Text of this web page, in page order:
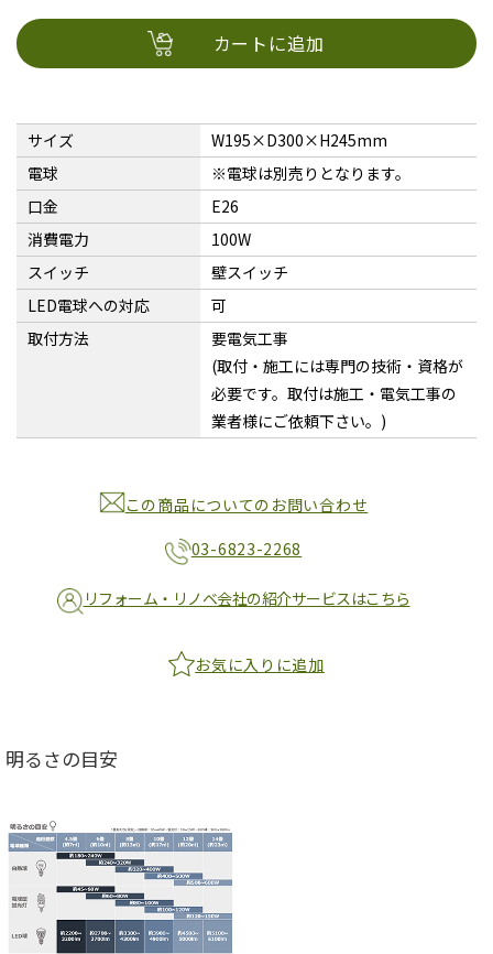
カートに追加
サイズ
W195×D300×H245mm
電球
※電球は別売りとなります。
口金
E26
消費電力
100W
スイッチ
壁スイッチ
LED電球への対応
可
取付方法
要電気工事
(取付・施工には専門の技術・資格が
必要です。取付は施工・電気工事の
業者様にご依頼下さい。)
この商品についてのお問い合わせ
03-6823-2268
リフォーム・リノベ会社の紹介サービスはこちら
お気に入りに追加
明るさの目安